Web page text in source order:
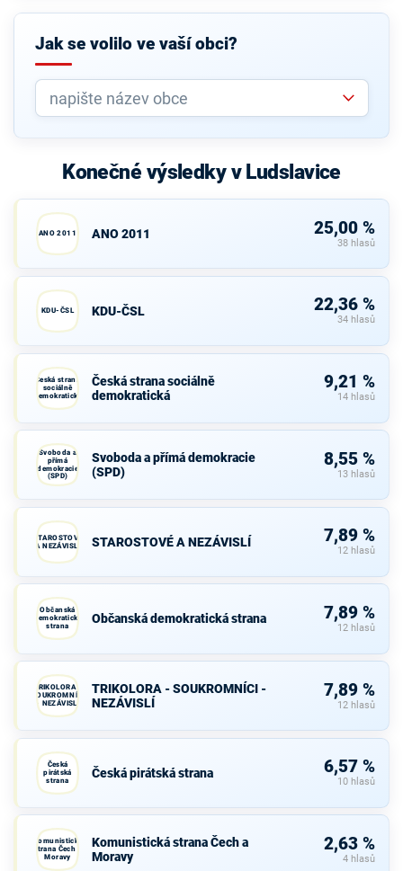
Jak se volilo ve vaší obci?
Konečné výsledky v Ludslavice
ANO 2011 ANO 2011 25,00 %
38 hlasů
KDU-ČSL KDU-ČSL 22,36 %
34 hlasů
Česká strana
sociálně
demokratická
Česká strana sociálně
demokratická
9,21 %
14 hlasů
Svoboda a
přímá
demokracie
(SPD)
Svoboda a přímá demokracie
(SPD)
8,55 %
13 hlasů
STAROSTOVÉ
A NEZÁVISLÍ
STAROSTOVÉ A NEZÁVISLÍ 7,89 %
12 hlasů
Občanská
demokratická
strana
Občanská demokratická strana 7,89 %
12 hlasů
TRIKOLORA -
SOUKROMNÍCI
- NEZÁVISLÍ
TRIKOLORA - SOUKROMNÍCI -
NEZÁVISLÍ
7,89 %
12 hlasů
Česká
pirátská
strana
Česká pirátská strana 6,57 %
10 hlasů
Komunistická
strana Čech a
Moravy
Komunistická strana Čech a
Moravy
2,63 %
4 hlasů